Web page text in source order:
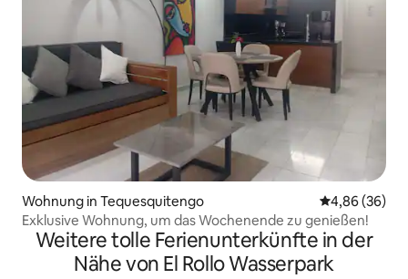
Wohnung in Tequesquitengo
4,86 (36)
Exklusive Wohnung, um das Wochenende zu genießen!
Weitere tolle Ferienunterkünfte in der
Nähe von El Rollo Wasserpark